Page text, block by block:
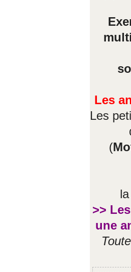
Les
Les
(
>>
une